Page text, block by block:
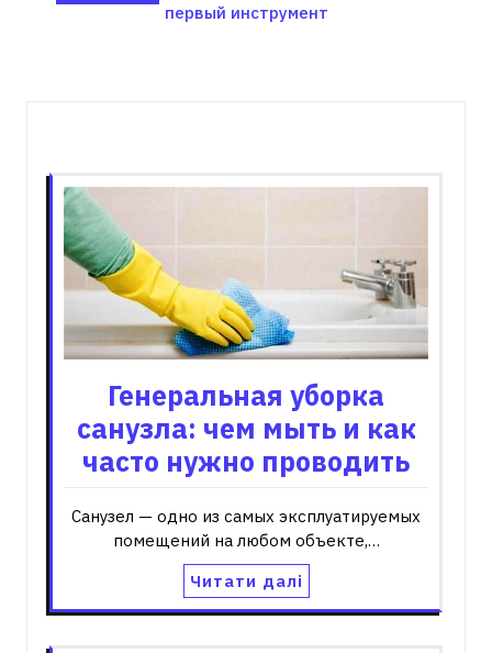
первый инструмент
Генеральная уборка
санузла: чем мыть и как
часто нужно проводить
Санузел — одно из самых эксплуатируемых
помещений на любом объекте,…
Читати далі